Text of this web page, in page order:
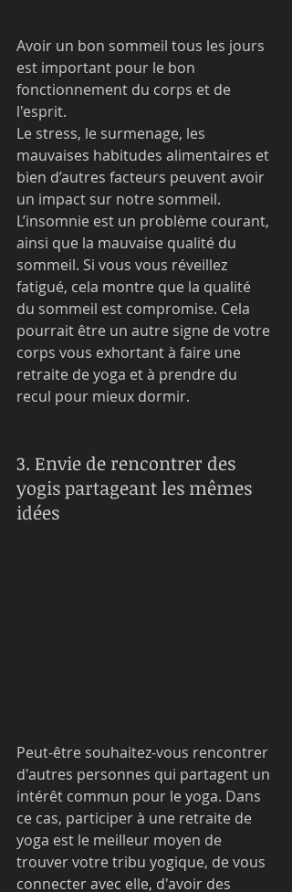
Avoir un bon sommeil tous les jours
est important pour le bon
fonctionnement du corps et de
l'esprit.
Le stress, le surmenage, les
mauvaises habitudes alimentaires et
bien d’autres facteurs peuvent avoir
un impact sur notre sommeil.
L’insomnie est un problème courant,
ainsi que la mauvaise qualité du
sommeil. Si vous vous réveillez
fatigué, cela montre que la qualité
du sommeil est compromise. Cela
pourrait être un autre signe de votre
corps vous exhortant à faire une
retraite de yoga et à prendre du
recul pour mieux dormir.
3. Envie de rencontrer des
yogis partageant les mêmes
idées
Peut-être souhaitez-vous rencontrer
d'autres personnes qui partagent un
intérêt commun pour le yoga. Dans
ce cas, participer à une retraite de
yoga est le meilleur moyen de
trouver votre tribu yogique, de vous
connecter avec elle, d'avoir des